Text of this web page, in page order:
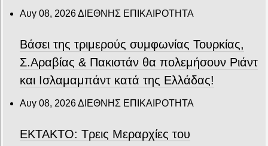
Αυγ 08, 2026ΔΙΕΘΝΗΣ ΕΠΙΚΑΙΡΟΤΗΤΑ
Βάσει της τριμερούς συμφωνίας Τουρκίας,
Σ.Αραβίας & Πακιστάν θα πολεμήσουν Ριάντ
και Ισλαμαμπάντ κατά της Ελλάδας!
Αυγ 08, 2026ΔΙΕΘΝΗΣ ΕΠΙΚΑΙΡΟΤΗΤΑ
ΕΚΤΑΚΤΟ: Τρεις Μεραρχίες του